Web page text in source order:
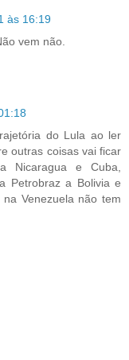
às 16:19
vem não.
do Lula ao ler
outras coisas vai ficar
Nicaragua e Cuba,
Petrobraz a Bolivia e
Venezuela não tem